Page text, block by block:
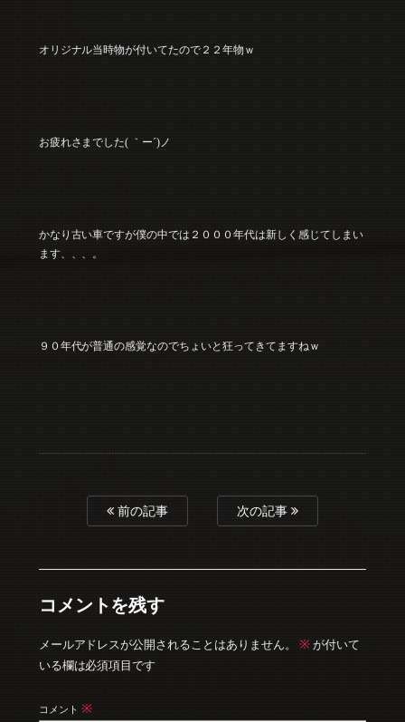
オリジナル当時物が付いてたので２２年物ｗ
お疲れさまでした( ｀ー´)ノ
かなり古い車ですが僕の中では２０００年代は新しく感じてしまい
ます、、、。
９０年代が普通の感覚なのでちょいと狂ってきてますねｗ
前の記事 次の記事
コメントを残す
メールアドレスが公開されることはありません。 ※ が付いて
いる欄は必須項目です
コメント ※